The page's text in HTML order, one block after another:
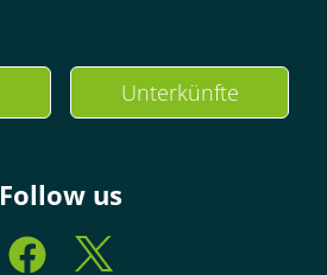
Unterkünfte
Follow us